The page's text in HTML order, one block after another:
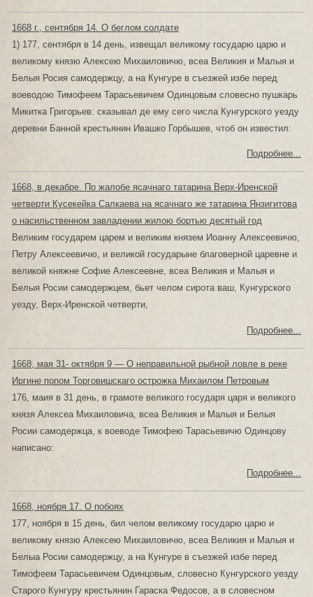
1668 г., сентября 14. О беглом солдате
1) 177, сентября в 14 день, извещал великому государю царю и
великому князю Алексею Михаиловичю, всеа Великия и Малыя и
Белыя Росия самодержцу, а на Кунгуре в съезжей избе перед
воеводою Тимофеем Тарасьевичем Одинцовым словесно пушкарь
Микитка Григорьев: сказывал де ему сего числа Кунгурского уезду
деревни Банной крестьянин Ивашко Горбышев, чтоб он известил:
Подробнее...
1668, в декабре. По жалобе ясачнаго татарина Верх-Иренской
четверти Кусекейка Салкаева на ясачнаго же татарина Янзигитова
о насильственном завладении жилою бортью десятый год
Великим государем царем и великим князем Иоанну Алексеевичю,
Петру Алексеевичю, и великой государыне благоверной царевне и
великой княжне Софие Алексеевне, всеа Великия и Малыя и
Белыя Росии самодержцем, бьет челом сирота ваш, Кунгурского
уезду, Верх-Иренской четверти,
Подробнее...
1668, мая 31- октября 9 — О неправильной рыбной ловле в реке
Иргине попом Торговишскаго острожка Михаилом Петровым
176, маия в 31 день, в грамоте великого государя царя и великого
князя Алексеа Михаиловича, всеа Великия и Малыя и Белыя
Росии самодержца, к воеводе Тимофею Тарасьевичю Одинцову
написано:
Подробнее...
1668, ноября 17. О побоях
177, ноября в 15 день, бил челом великому государю царю и
великому князю Алексею Михаиловичю, всеа Великия и Малыя и
Белыа Росии самодержцу, а на Кунгуре в съезжей избе перед
Тимофеем Тарасьевичем Одинцовым, словесно Кунгурского уезду
Старого Кунгуру крестьянин Гараска Федосов, а в словесном